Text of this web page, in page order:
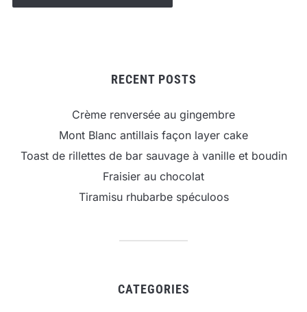
RECENT POSTS
Crème renversée au gingembre
Mont Blanc antillais façon layer cake
Toast de rillettes de bar sauvage à vanille et boudin
Fraisier au chocolat
Tiramisu rhubarbe spéculoos
CATEGORIES